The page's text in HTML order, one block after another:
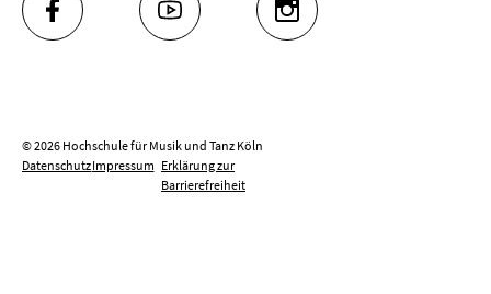
FACEBOOK YOUTUBE INSTAGRAM
© 2026 Hochschule für Musik und Tanz Köln
DatenschutzImpressum Erklärung zur
Barrierefreiheit